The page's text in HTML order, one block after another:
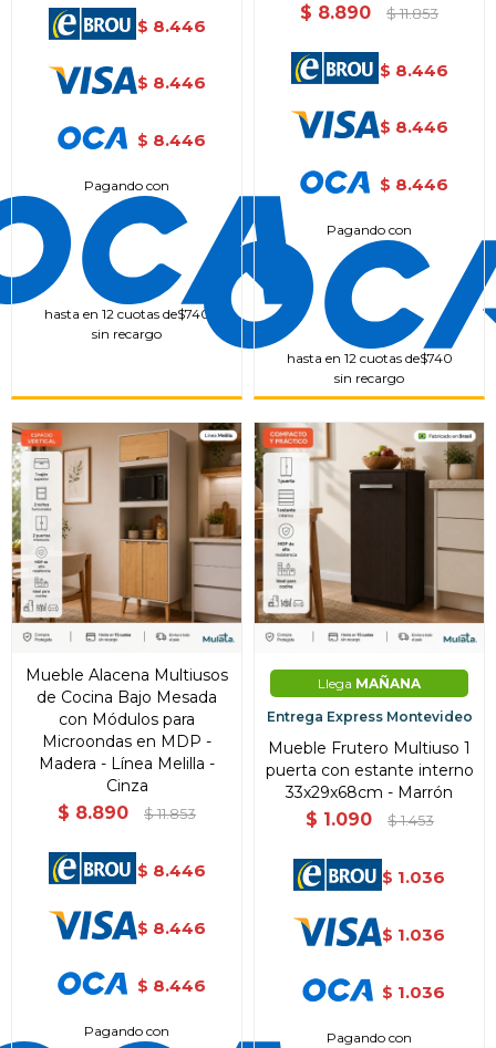
$ 8.446
$ 8.446
$ 8.446
Pagando con
hasta en 12 cuotas de$740
sin recargo
$ 8.890 $ 11.853
$ 8.446
$ 8.446
$ 8.446
Pagando con
hasta en 12 cuotas de$740
sin recargo
Mueble Alacena Multiusos
de Cocina Bajo Mesada
con Módulos para
Microondas en MDP -
Madera - Línea Melilla -
Cinza
$ 8.890 $ 11.853
$ 8.446
$ 8.446
$ 8.446
Pagando con
Llega MAÑANA
Entrega Express Montevideo
Mueble Frutero Multiuso 1
puerta con estante interno
33x29x68cm - Marrón
$ 1.090 $ 1.453
$ 1.036
$ 1.036
$ 1.036
Pagando con